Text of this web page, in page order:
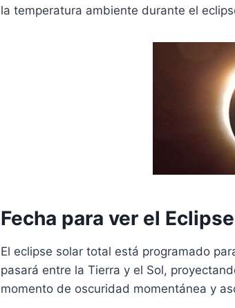
la temperatura ambiente durante el
Fecha para ver el
El eclipse solar total está programado
pasará entre la Tierra y el Sol,
momento de oscuridad momentánea y